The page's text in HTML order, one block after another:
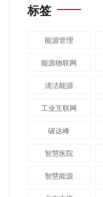
标签
能源管理
能源物联网
清洁能源
工业互联网
碳达峰
智慧医院
​智慧能源